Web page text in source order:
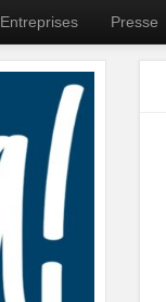
Entreprises Presse